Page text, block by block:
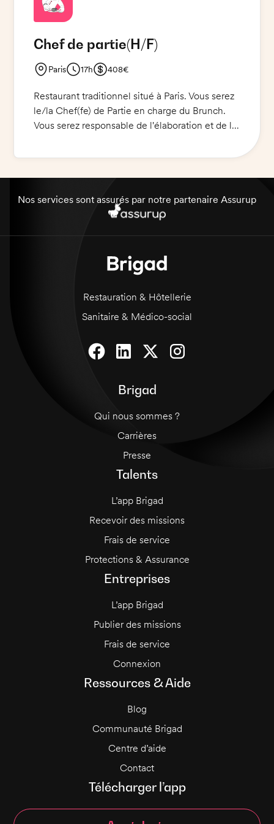
est requise.
Chef de partie(H/F)
Paris 17h 408€
Restaurant traditionnel situé à Paris. Vous serez
le/la Chef(fe) de Partie en charge du Brunch.
Vous serez responsable de l'élaboration et de la
en place par le Chef. Vous veillerez à la qualité,
étroite collaboration avec les autres membres
de l'équipe et assurerez le bon déroulement
Nos services sont assurés par notre partenaire Assurup
Restauration & Hôtellerie
Sanitaire & Médico-social
Brigad
Qui nous sommes ?
Carrières
Presse
Talents
L’app Brigad
Recevoir des missions
Frais de service
Protections & Assurance
Entreprises
L’app Brigad
Publier des missions
Frais de service
Connexion
Ressources & Aide
Blog
Communauté Brigad
Centre d’aide
Contact
Télécharger l’app